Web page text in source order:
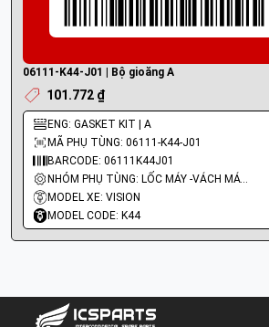
06111-K44-J01 | Bộ gioăng A
101.772 ₫
ENG: GASKET KIT | A
MÃ PHỤ TÙNG: 06111-K44-J01
BARCODE: 06111K44J01
NHÓM PHỤ TÙNG: LỐC MÁY -VÁCH MÁY - GIOĂNG MÁY
MODEL XE: VISION
MODEL CODE: K44